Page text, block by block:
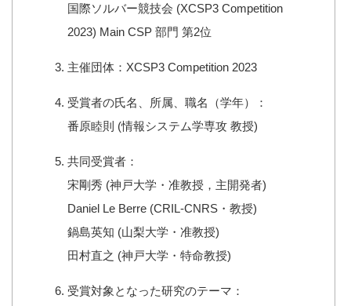
国際ソルバー競技会 (XCSP3 Competition
2023) Main CSP 部門 第2位
主催団体：XCSP3 Competition 2023
受賞者の氏名、所属、職名（学年）：
番原睦則 (情報システム学専攻 教授)
共同受賞者：
宋剛秀 (神戸大学・准教授，主開発者)
Daniel Le Berre (CRIL-CNRS・教授)
鍋島英知 (山梨大学・准教授)
田村直之 (神戸大学・特命教授)
受賞対象となった研究のテーマ：